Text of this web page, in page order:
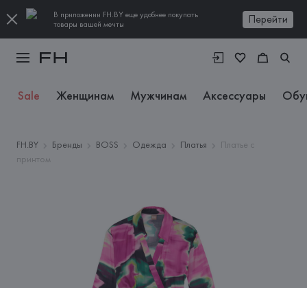
В приложении FH.BY еще удобнее покупать
товары вашей мечты
Перейти
Sale Женщинам Мужчинам Аксессуары
FH.BY Бренды BOSS Одежда Платья
Платье с
принтом